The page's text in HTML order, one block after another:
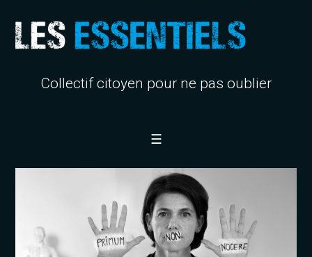
Collectif citoyen pour ne pas oublier
☰